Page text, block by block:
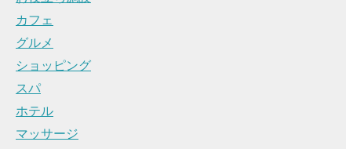
カフェ
グルメ
ショッピング
スパ
ホテル
マッサージ